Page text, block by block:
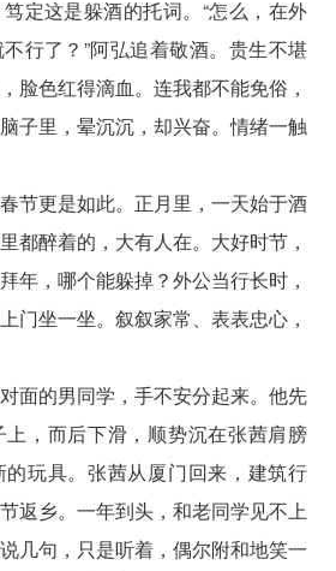
定这是躲酒的托词。“怎么，在外
行了？”阿弘追着敬酒。贵生不堪
脸色红得滴血。连我都不能免俗，
子里，晕沉沉，却兴奋。情绪一触
节更是如此。正月里，一天始于酒
都醉着的，大有人在。大好时节，
年，哪个能躲掉？外公当行长时，
门坐一坐。叙叙家常、表表忠心，
面的男同学，手不安分起来。他先
，而后下滑，顺势沉在张茜肩膀
的玩具。张茜从厦门回来，建筑行
返乡。一年到头，和老同学见不上
几句，只是听着，偶尔附和地笑一